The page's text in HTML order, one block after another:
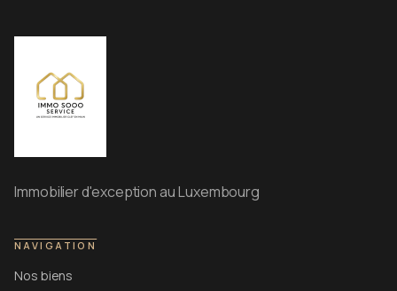
Immobilier d'exception au Luxembourg
NAVIGATION
Nos biens